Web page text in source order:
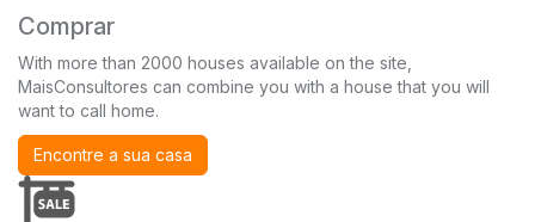
Comprar
With more than 2000 houses available on the site,
MaisConsultores can combine you with a house that you will
want to call home.
Encontre a sua casa